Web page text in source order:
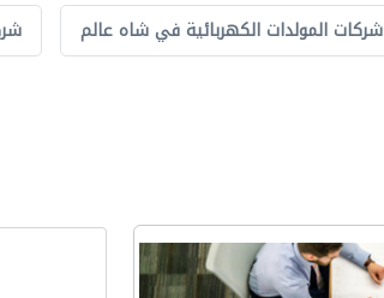
شركات المولدات الكهربائية في شاه عالم